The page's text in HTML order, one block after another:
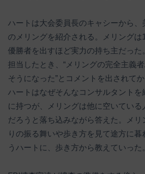
ハートは大会委員長のキャシーから、
のメリングを紹介される。メリングは
優勝者を出すほど実力の持ち主だった
担当したとき、“メリングの完全主義
そうになった”とコメントを出されて
ハートはなぜそんなコンサルタントを
に持つが、メリングは他に空いている
だろうと落ち込みながら答えた。メリ
りの振る舞いや歩き方を見て途方に
うハートに、歩き方から教えていった